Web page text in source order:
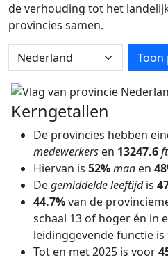
de verhouding tot het
provincies samen.
KiesToon
Kerngetallen
De provincies hebben
medewerkers en 13247.6
Hiervan is 52%man en
Degemiddelde leeftijdis
44.7%van de
schaal 13 of hoger én in
leidinggevende functie is
Tot en met 2025 is voor